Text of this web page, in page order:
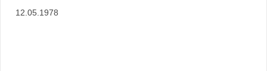
12.05.1978